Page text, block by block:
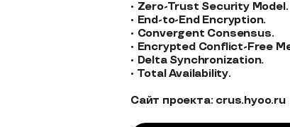
• Zero-Trust Security Model.
• End-to-End Encryption.
• Convergent Consensus.
• Encrypted Conflict-Free
• Delta Synchronization.
• Total Availability.
Сайт проекта: crus.hyoo.ru